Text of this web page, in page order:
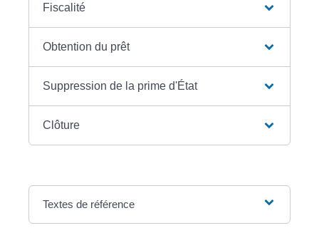
Fiscalité
Obtention du prêt
Suppression de la prime d'État
Clôture
Textes de référence